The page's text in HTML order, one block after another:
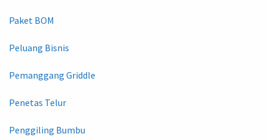
Paket BOM
Peluang Bisnis
Pemanggang Griddle
Penetas Telur
Penggiling Bumbu